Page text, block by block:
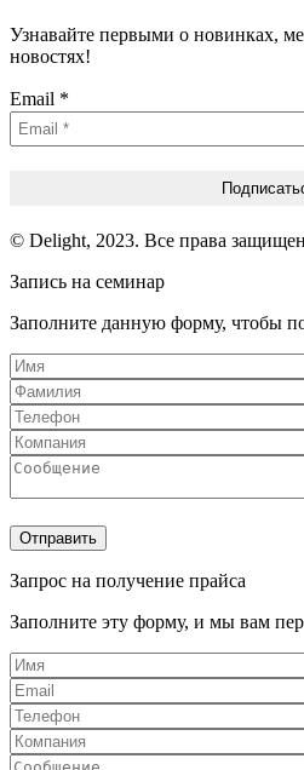
Узнавайте первыми о новинках,
новостях!
Email *
© Delight, 2023. Все права
Запись на семинар
Заполните данную форму, чтобы
Запрос на получение прайса
Заполните эту форму, и мы вам